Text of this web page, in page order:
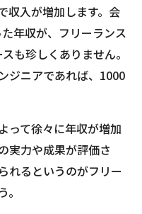
収入が増加します。会
年収が、フリーランス
も珍しくありません。
ジニアであれば、1000
って徐々に年収が増加
実力や成果が評価さ
れるというのがフリー